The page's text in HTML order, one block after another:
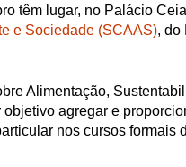
têm lugar, no Palácio
e Sociedade (SCAAS), do
Alimentação,
agregar e
nos cursos formais